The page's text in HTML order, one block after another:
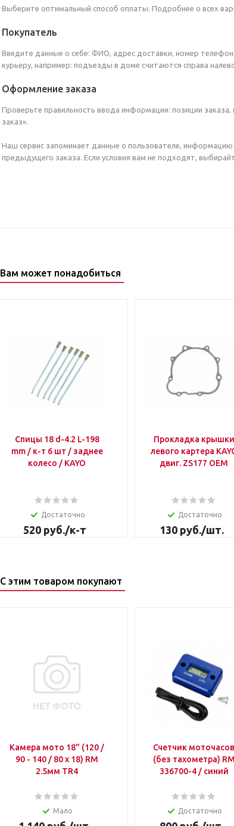
Выберите оптимальный способ оплаты. Подробнее о всех
Покупатель
Введите данные о себе: ФИО, адрес доставки, номер
курьеру, например: подъезды в доме считаются справа
Оформление заказа
Проверьте правильность ввода информации: позиции
заказ».
Наш сервис запоминает данные о пользователе,
предыдущего заказа. Если условия вам не подходят,
Вам может понадобиться
Спицы 18 d-4.2 L-198
mm / к-т 6 шт / заднее
колесо / KAYO
Достаточно
520 руб./к-т
Прокладка крышки
левого картера
двиг. ZS177 OEM
Достаточно
130 руб./шт.
С этим товаром покупают
Камера мото 18" (120 /
90 - 140 / 80 х 18) RM
2.5мм TR4
Мало
Счетчик моточасов
(без тахометра) RM
336700-4 / синий
Достаточно